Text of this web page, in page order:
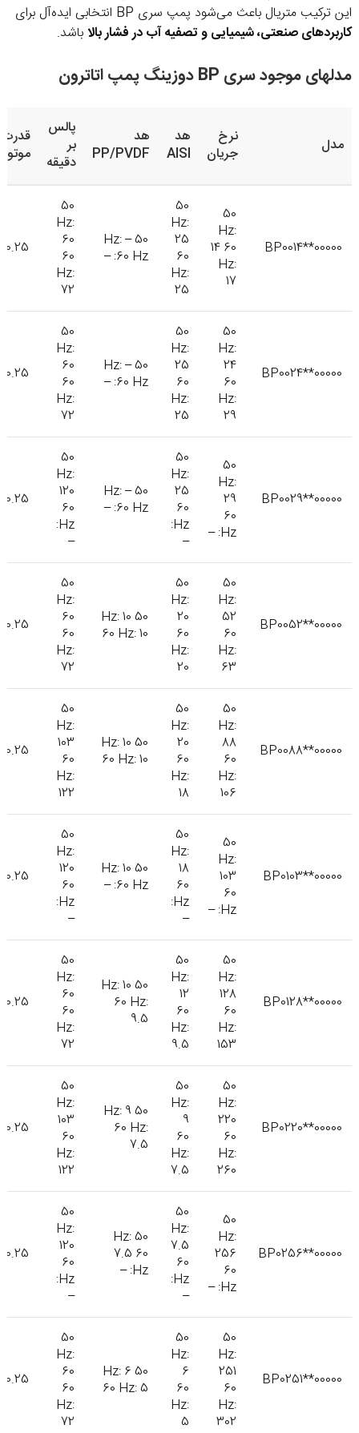
این ترکیب متریال باعث می‌شود پمپ سری BP انتخابی ایده‌آل برای
کاربردهای صنعتی، شیمیایی و تصفیه آب در فشار بالاباشد.
مدلهای موجود سری BP دوزینگ پمپ اتاترون
مدل
نرخ
جریان
هد
AISI
هد
PP/PVDF
پالس
بر
دقیقه
قدرت
موتور
BP0014**00000
50
Hz:
14 60
Hz:
17
50
Hz:
25
60
Hz:
25
50 Hz: –
60 Hz: –
50
Hz:
60
60
Hz:
72
0.25
BP0024**00000
50
Hz:
24
60
Hz:
29
50
Hz:
25
60
Hz:
25
50 Hz: –
60 Hz: –
50
Hz:
60
60
Hz:
72
0.25
BP0029**00000
50
Hz:
29
60
Hz: –
50
Hz:
25
60
Hz:
–
50 Hz: –
60 Hz: –
50
Hz:
120
60
Hz:
–
0.25
BP0052**00000
50
Hz:
52
60
Hz:
63
50
Hz:
20
60
Hz:
20
50 Hz: 10
60 Hz: 10
50
Hz:
60
60
Hz:
72
0.25
BP0088**00000
50
Hz:
88
60
Hz:
106
50
Hz:
20
60
Hz:
18
50 Hz: 10
60 Hz: 10
50
Hz:
103
60
Hz:
122
0.25
BP0103**00000
50
Hz:
103
60
Hz: –
50
Hz:
18
60
Hz:
–
50 Hz: 10
60 Hz: –
50
Hz:
120
60
Hz:
–
0.25
BP0128**00000
50
Hz:
128
60
Hz:
153
50
Hz:
12
60
Hz:
9.5
50 Hz: 10
60 Hz:
9.5
50
Hz:
60
60
Hz:
72
0.25
BP0220**00000
50
Hz:
220
60
Hz:
260
50
Hz:
9
60
Hz:
7.5
50 Hz: 9
60 Hz:
7.5
50
Hz:
103
60
Hz:
122
0.25
BP0256**00000
50
Hz:
256
60
Hz: –
50
Hz:
7.5
60
Hz:
–
50 Hz:
7.5 60
Hz: –
50
Hz:
120
60
Hz:
–
0.25
BP0251**00000
50
Hz:
251
60
Hz:
302
50
Hz:
6
60
Hz:
5
50 Hz: 6
60 Hz: 5
50
Hz:
60
60
Hz:
72
0.25